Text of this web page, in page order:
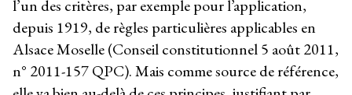
l’un des critères, par exemple pour l’application,
depuis 1919, de règles particulières applicables en
Alsace Moselle (Conseil constitutionnel 5 août 2011,
n° 2011-157 QPC). Mais comme source de référence,